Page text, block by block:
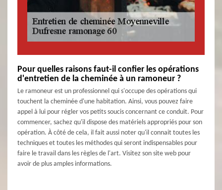
Pour quelles raisons faut-il confier les opérations
d'entretien de la cheminée à un ramoneur ?
Le ramoneur est un professionnel qui s'occupe des opérations qui
touchent la cheminée d'une habitation. Ainsi, vous pouvez faire
appel à lui pour régler vos petits soucis concernant ce conduit. Pour
commencer, sachez qu'il dispose des matériels appropriés pour son
opération. À côté de cela, il fait aussi noter qu'il connait toutes les
techniques et toutes les méthodes qui seront indispensables pour
faire le travail dans les règles de l'art. Visitez son site web pour
avoir de plus amples informations.